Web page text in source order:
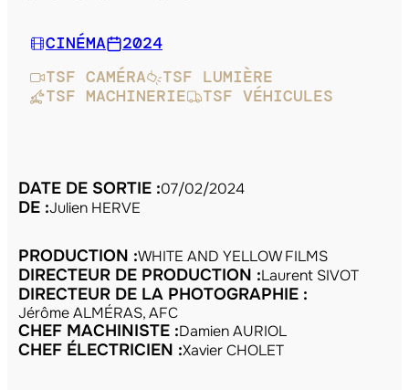
CINÉMA
2024
TSF CAMÉRA
TSF LUMIÈRE
TSF MACHINERIE
TSF VÉHICULES
DATE DE SORTIE :07/02/2024
DE :Julien HERVE
PRODUCTION :WHITE AND YELLOW FILMS
DIRECTEUR DE PRODUCTION :Laurent SIVOT
DIRECTEUR DE LA PHOTOGRAPHIE :
Jérôme ALMÉRAS, AFC
CHEF MACHINISTE :Damien AURIOL
CHEF ÉLECTRICIEN :Xavier CHOLET